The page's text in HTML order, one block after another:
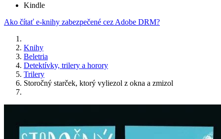
Kindle
Ako čítať e-knihy zabezpečené cez Adobe DRM?
Knihy
Beletria
Detektívky, trilery a horory
Trilery
Storočný starček, ktorý vyliezol z okna a zmizol